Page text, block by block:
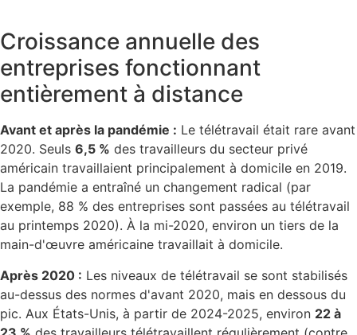
Croissance annuelle des
entreprises fonctionnant
entièrement à distance
Avant et après la pandémie : Le télétravail était rare avant
2020. Seuls 6,5 % des travailleurs du secteur privé
américain travaillaient principalement à domicile en 2019.
La pandémie a entraîné un changement radical (par
exemple, 88 % des entreprises sont passées au télétravail
au printemps 2020). À la mi-2020, environ un tiers de la
main-d'œuvre américaine travaillait à domicile.
Après 2020 : Les niveaux de télétravail se sont stabilisés
au-dessus des normes d'avant 2020, mais en dessous du
pic. Aux États-Unis, à partir de 2024-2025, environ 22 à